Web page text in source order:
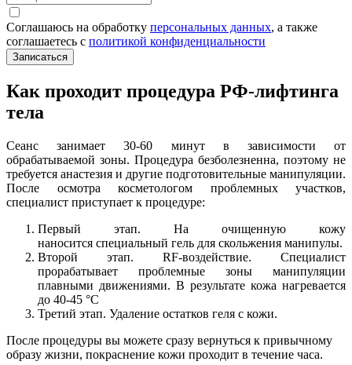
Соглашаюсь на обработку персональных данных, а также
соглашаетесь c политикой конфиденциальности
Записаться
Как проходит процедура РФ-лифтинга
тела
Сеанс занимает 30-60 минут в зависимости от
обрабатываемой зоны. Процедура безболезненна, поэтому не
требуется анастезия и другие подготовительные манипуляции.
После осмотра косметологом проблемных участков,
специалист приступает к процедуре:
Первый этап. На очищенную кожу
наносится специальный гель для скольжения манипулы.
Второй этап. RF-воздействие. Специалист
прорабатывает проблемные зоны манипуляции
плавными движениями. В результате кожа нагревается
до 40-45 °C
Третий этап. Удаление остатков геля с кожи.
После процедуры вы можете сразу вернуться к привычному
образу жизни, покраснение кожи проходит в течение часа.